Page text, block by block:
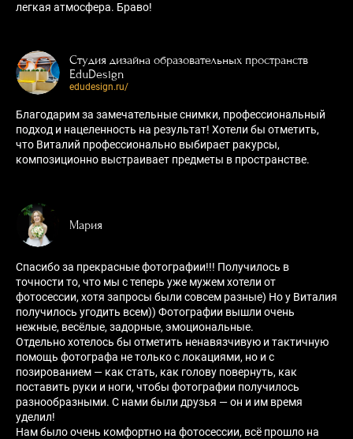
легкая атмосфера. Браво!
Студия дизайна образовательных пространств
EduDesign
edudesign.ru/
Благодарим за замечательные снимки, профессиональный
подход и нацеленность на результат! Хотели бы отметить,
что Виталий профессионально выбирает ракурсы,
композиционно выстраивает предметы в пространстве.
Мария
Спасибо за прекрасные фотографии!!! Получилось в
точности то, что мы с теперь уже мужем хотели от
фотосессии, хотя запросы были совсем разные) Но у Виталия
получилось угодить всем)) Фотографии вышли очень
нежные, весёлые, задорные, эмоциональные.
Отдельно хотелось бы отметить ненавязчивую и тактичную
помощь фотографа не только с локациями, но и с
позированием — как стать, как голову повернуть, как
поставить руки и ноги, чтобы фотографии получилось
разнообразными. С нами были друзья — он и им время
уделил!
Нам было очень комфортно на фотосессии, всё прошло на